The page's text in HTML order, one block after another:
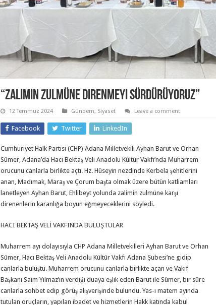
“Zalimin zulmüne direnmeyi sürdürüyoruz”
12 Temmuz 2024 Gündem, Siyaset Leave a comment
Facebook Twitter LinkedIn
Cumhuriyet Halk Partisi (CHP) Adana Milletvekili Ayhan Barut ve Orhan
Sümer, Adana’da Hacı Bektaş Veli Anadolu Kültür Vakfı’nda Muharrem
orucunu canlarla birlikte açtı. Hz. Hüseyin nezdinde Kerbela şehitlerini
anan, Madımak, Maraş ve Çorum başta olmak üzere bütün katliamları
lanetleyen Ayhan Barut, Ehlibeyt yolunda zalimin zulmüne karşı
direnenlerin karanlığa boyun eğmeyeceklerini söyledi.
HACI BEKTAŞ VELİ VAKFINDA BULUŞTULAR
Muharrem ayı dolayısıyla CHP Adana Milletvekilleri Ayhan Barut ve Orhan
Sümer, Hacı Bektaş Veli Anadolu Kültür Vakfı Adana Şubesi’ne gidip
canlarla buluştu. Muharrem orucunu canlarla birlikte açan ve Vakıf
Başkanı Saim Yılmaz’ın verdiği duaya eşlik eden Barut ile Sümer, bir süre
canlarla sohbet edip görüş alışverişinde bulundu. Yas-ı matem ayında
tutulan oruçların, yapılan ibadet ve hizmetlerin Hakk katında kabul